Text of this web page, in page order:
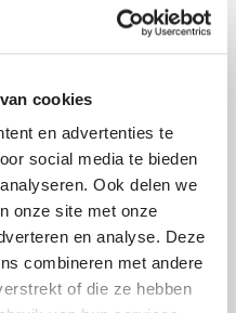
cookies
en advertenties te
social media te bieden
Ook delen we
onze site met onze
en analyse. Deze
combineren met andere
of die ze hebben